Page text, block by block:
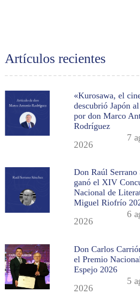
Artículos recientes
«Kurosawa, el
descubrió Japón
por don Marco
Rodríguez
7
2026
Don Raúl Serrano
ganó el XIV
Nacional de
Miguel Riofrío
6
2026
Don Carlos
el Premio
Espejo 2026
5
2026